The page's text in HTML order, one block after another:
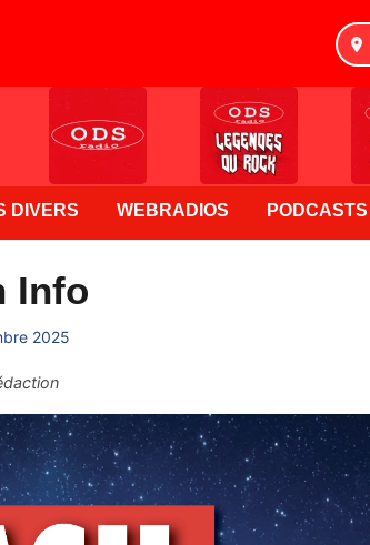
DIVERS WEBRADIOS PODCASTS
Info
2025